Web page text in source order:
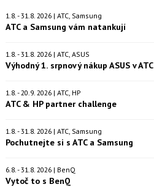
1.8. - 31.8. 2026 | ATC, Samsung
ATC a Samsung vám natankují
1.8. - 31.8. 2026 | ATC, ASUS
Výhodný 1. srpnový nákup ASUS v ATC
1.8. - 20.9. 2026 | ATC, HP
ATC & HP partner challenge
1.8. - 31.8. 2026 | ATC, Samsung
Pochutnejte si s ATC a Samsung
6.8. - 31.8. 2026 | BenQ
Vytoč to s BenQ